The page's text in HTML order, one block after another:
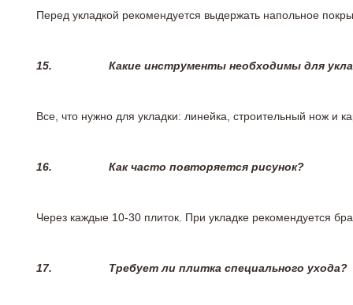
Перед укладкой рекомендуется выдержать напольное
15. Какие инструменты необходимы для
Все, что нужно для укладки: линейка, строительный нож и
16. Как часто повторяется рисунок?
Через каждые 10-30 плиток. При укладке рекомендуется
17. Требует ли плитка специального ухода?